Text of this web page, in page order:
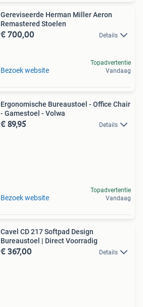
Gereviseerde Herman Miller Aeron
Remastered Stoelen
€ 700,00 Details
Bezoek website
Topadvertentie
Vandaag
Ergonomische Bureaustoel - Office Chair
- Gamestoel - Volwa
€ 89,95 Details
Bezoek website
Topadvertentie
Vandaag
Cavel CD 217 Softpad Design
Bureaustoel | Direct Voorradig
€ 367,00 Details